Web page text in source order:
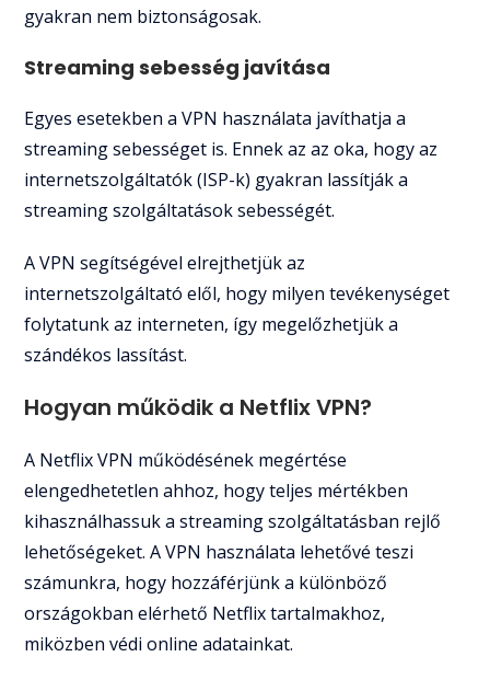
gyakran nem biztonságosak.
Streaming sebesség javítása
Egyes esetekben a VPN használata javíthatja a
streaming sebességet is. Ennek az az oka, hogy az
internetszolgáltatók (ISP-k) gyakran lassítják a
streaming szolgáltatások sebességét.
A VPN segítségével elrejthetjük az
internetszolgáltató elől, hogy milyen tevékenységet
folytatunk az interneten, így megelőzhetjük a
szándékos lassítást.
Hogyan működik a Netflix VPN?
A Netflix VPN működésének megértése
elengedhetetlen ahhoz, hogy teljes mértékben
kihasználhassuk a streaming szolgáltatásban rejlő
lehetőségeket. A VPN használata lehetővé teszi
számunkra, hogy hozzáférjünk a különböző
országokban elérhető Netflix tartalmakhoz,
miközben védi online adatainkat.